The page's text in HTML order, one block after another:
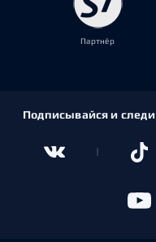
Партнёр
Подписывайся и следи